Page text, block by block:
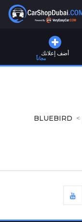
أضف إعلانك
مجاناً
BLUEBIRD